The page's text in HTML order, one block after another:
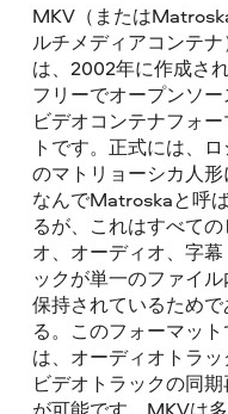
MKV（または
ルチメディアコンテナ
は、2002年に作成さ
フリーでオープンソ
ビデオコンテナフォー
トです。正式には、
のマトリョーシカ人形
なんでMatroskaと呼
るが、これはすべて
オ、オーディオ、字幕
ックが単一のファイル
保持されているためで
る。このフォーマット
は、オーディオトラッ
ビデオトラックの同期